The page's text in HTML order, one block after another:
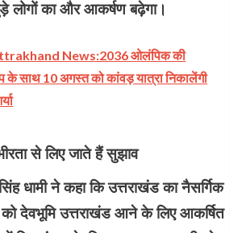
लोगों का और आकर्षण बढ़ेगा।
News:2036 ओलंपिक की
के साथ 10 अगस्त को कांवड़ यात्रा निकालेंगी
से लिए जाते हैं सुझाव
धामी ने कहा कि उत्तराखंड का नैसर्गिक
को देवभूमि उत्तराखंड आने के लिए आकर्षित